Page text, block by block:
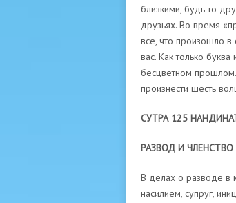
близкими, будь то
друзьях. Во время
все, что произошло
вас. Как только
бесцветном
произнести шесть
СУТРА 125
РАЗВОД И
В делах о разводе в
насилием, супруг,